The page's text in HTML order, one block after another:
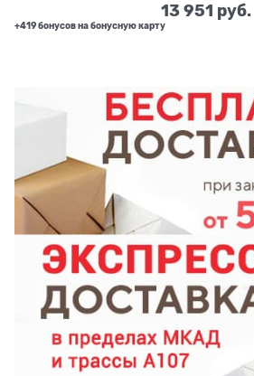
13 951 руб.
+419 бонусов на бонусную карту